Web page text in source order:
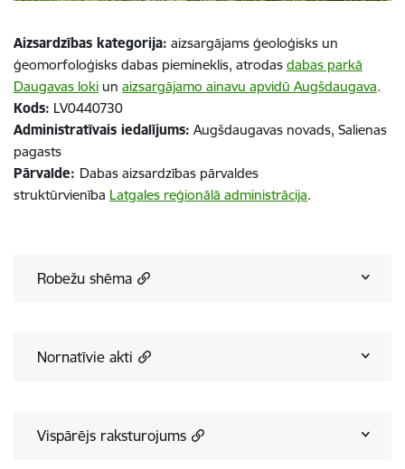
Aizsardzības kategorija: aizsargājams ģeoloģisks un
ģeomorfoloģisks dabas piemineklis, atrodas dabas parkā
Daugavas loki un aizsargājamo ainavu apvidū Augšdaugava.
Kods: LV0440730
Administratīvais iedalījums: Augšdaugavas novads, Salienas
pagasts
Pārvalde: Dabas aizsardzības pārvaldes
struktūrvienība Latgales reģionālā administrācija.
Robežu shēma
Nornatīvie akti
Vispārējs raksturojums